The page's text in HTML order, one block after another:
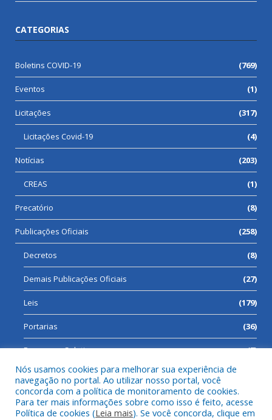
CATEGORIAS
Boletins COVID-19 (769)
Eventos (1)
Licitações (317)
Licitações Covid-19 (4)
Notícias (203)
CREAS (1)
Precatório (8)
Publicações Oficiais (258)
Decretos (8)
Demais Publicações Oficiais (27)
Leis (179)
Portarias (36)
Processos Seletivos (7)
Todos os direitos reservados a Prefeitura Municipal de Cumaru
do Norte.
Nós usamos cookies para melhorar sua experiência de
navegação no portal. Ao utilizar nosso portal, você
concorda com a política de monitoramento de cookies.
Para ter mais informações sobre como isso é feito, acesse
Política de cookies (Leia mais). Se você concorda, clique em